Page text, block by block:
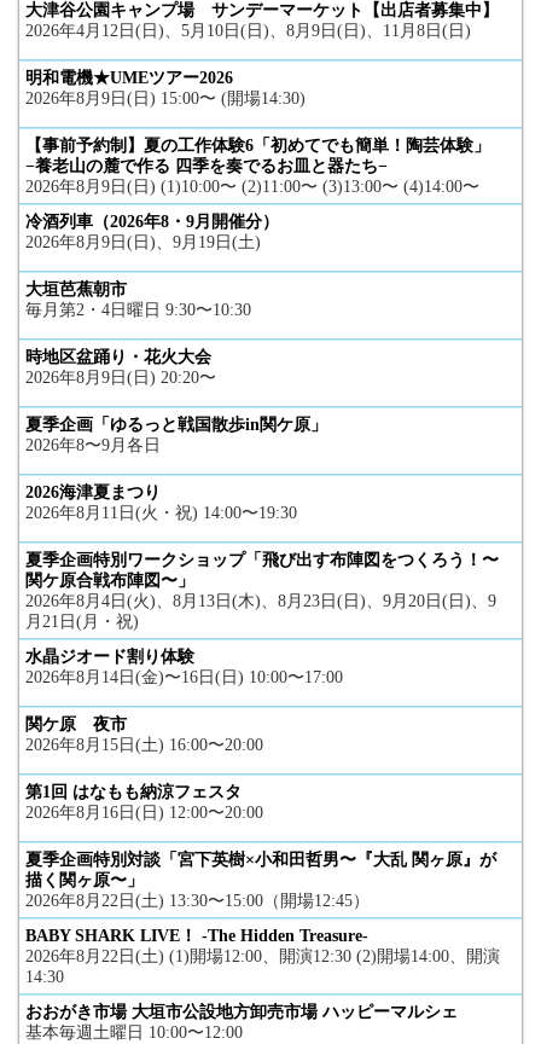
大津谷公園キャンプ場 サンデーマーケット【出店者募集中】
2026年4月12日(日)、5月10日(日)、8月9日(日)、11月8日(日)
明和電機★UMEツアー2026
2026年8月9日(日) 15:00〜 (開場14:30)
【事前予約制】夏の工作体験6「初めてでも簡単！陶芸体験」
−養老山の麓で作る 四季を奏でるお皿と器たち−
2026年8月9日(日) (1)10:00〜 (2)11:00〜 (3)13:00〜 (4)14:00〜
冷酒列車（2026年8・9月開催分）
2026年8月9日(日)、9月19日(土)
大垣芭蕉朝市
毎月第2・4日曜日 9:30〜10:30
時地区盆踊り・花火大会
2026年8月9日(日) 20:20〜
夏季企画「ゆるっと戦国散歩in関ケ原」
2026年8〜9月各日
2026海津夏まつり
2026年8月11日(火・祝) 14:00〜19:30
夏季企画特別ワークショップ「飛び出す布陣図をつくろう！〜
関ケ原合戦布陣図〜」
2026年8月4日(火)、8月13日(木)、8月23日(日)、9月20日(日)、9
月21日(月・祝)
水晶ジオード割り体験
2026年8月14日(金)〜16日(日) 10:00〜17:00
関ケ原 夜市
2026年8月15日(土) 16:00〜20:00
第1回 はなもも納涼フェスタ
2026年8月16日(日) 12:00〜20:00
夏季企画特別対談「宮下英樹×小和田哲男〜『大乱 関ヶ原』が
描く関ヶ原〜」
2026年8月22日(土) 13:30〜15:00（開場12:45）
BABY SHARK LIVE！ -The Hidden Treasure-
2026年8月22日(土) (1)開場12:00、開演12:30 (2)開場14:00、開演
14:30
おおがき市場 大垣市公設地方卸売市場 ハッピーマルシェ
基本毎週土曜日 10:00〜12:00